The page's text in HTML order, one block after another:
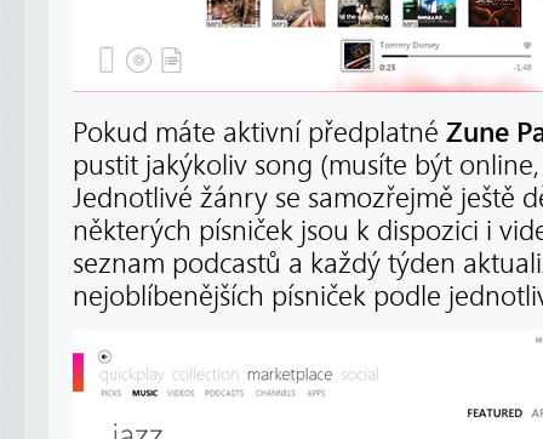
Pokud máte aktivní předplatné Zune
pustit jakýkoliv song (musíte být
Jednotlivé žánry se samozřejmě ještě
některých písniček jsou k dispozici i
seznam podcastů a každý týden
nejoblíbenějších písniček podle